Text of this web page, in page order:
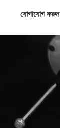
যোগাযোগ করুন